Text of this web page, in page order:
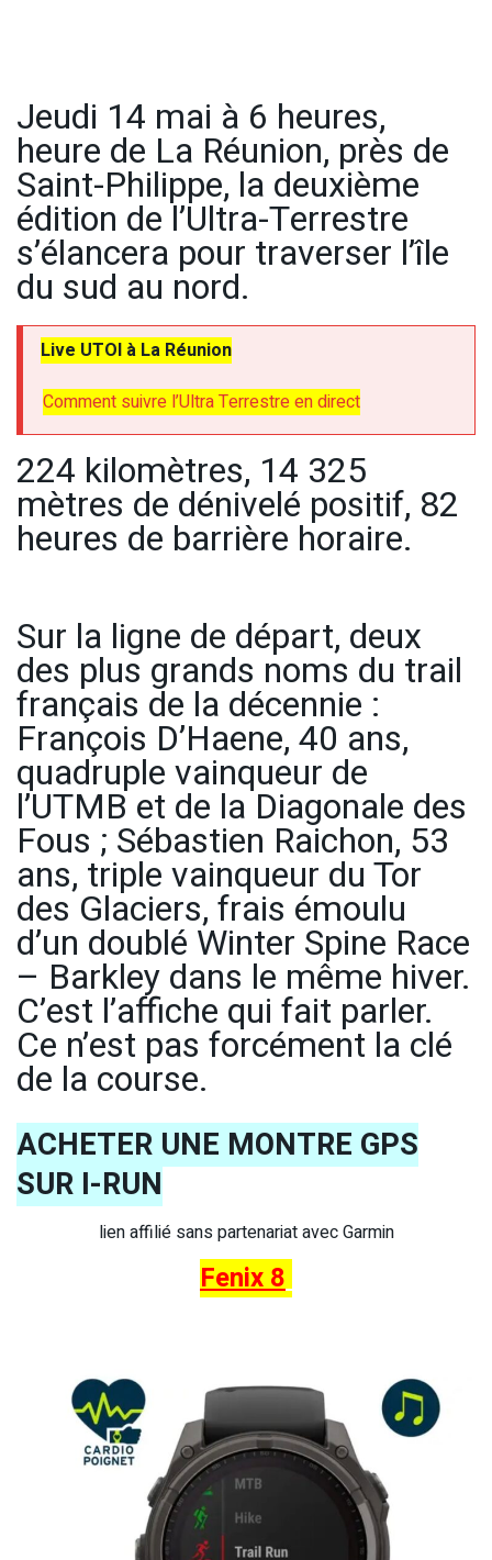
Jeudi 14 mai à 6 heures,
heure de La Réunion, près de
Saint-Philippe, la deuxième
édition de l’Ultra-Terrestre
s’élancera pour traverser l’île
du sud au nord.
Live UTOI à La Réunion
Comment suivre l’Ultra Terrestre en direct
224 kilomètres, 14 325
mètres de dénivelé positif, 82
heures de barrière horaire.
Sur la ligne de départ, deux
des plus grands noms du trail
français de la décennie :
François D’Haene, 40 ans,
quadruple vainqueur de
l’UTMB et de la Diagonale des
Fous ; Sébastien Raichon, 53
ans, triple vainqueur du Tor
des Glaciers, frais émoulu
d’un doublé Winter Spine Race
– Barkley dans le même hiver.
C’est l’affiche qui fait parler.
Ce n’est pas forcément la clé
de la course.
ACHETER UNE MONTRE GPS
SUR I-RUN
lien affilié sans partenariat avec Garmin
Fenix 8